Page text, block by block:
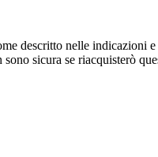
descritto nelle indicazioni
sicura se riacquisterò